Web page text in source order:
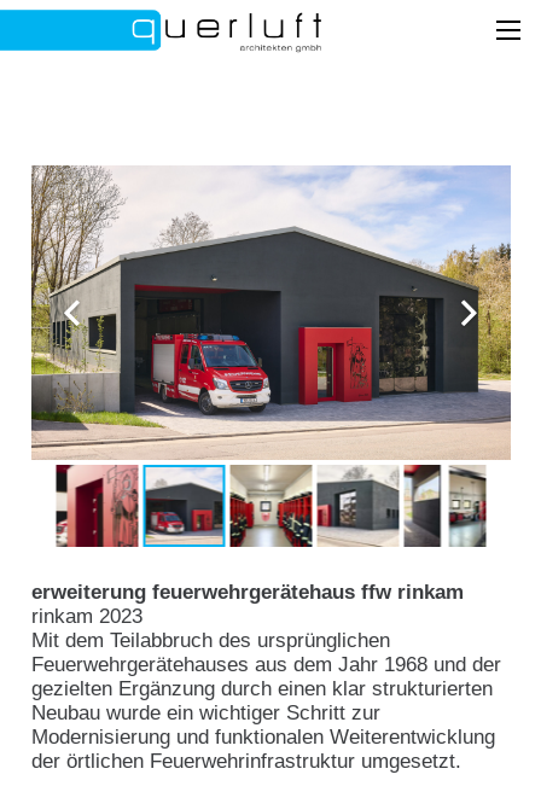
erweiterung feuerwehrgerätehaus ffw rinkam
rinkam 2023
Mit dem Teilabbruch des ursprünglichen
Feuerwehrgerätehauses aus dem Jahr 1968 und der
gezielten Ergänzung durch einen klar strukturierten
Neubau wurde ein wichtiger Schritt zur
Modernisierung und funktionalen Weiterentwicklung
der örtlichen Feuerwehrinfrastruktur umgesetzt.